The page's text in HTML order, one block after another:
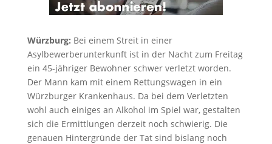
Würzburg: Bei einem Streit in einer
Asylbewerberunterkunft ist in der Nacht zum Freitag
ein 45-jähriger Bewohner schwer verletzt worden.
Der Mann kam mit einem Rettungswagen in ein
Würzburger Krankenhaus. Da bei dem Verletzten
wohl auch einiges an Alkohol im Spiel war, gestalten
sich die Ermittlungen derzeit noch schwierig. Die
genauen Hintergründe der Tat sind bislang noch